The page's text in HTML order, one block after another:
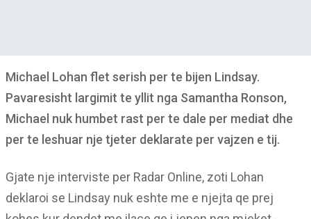
Michael Lohan flet serish per te bijen Lindsay.
Pavaresisht largimit te yllit nga Samantha Ronson,
Michael nuk humbet rast per te dale per mediat dhe
per te leshuar nje tjeter deklarate per vajzen e tij.
Gjate nje interviste per Radar Online, zoti Lohan
deklaroi se Lindsay nuk eshte me e njejta qe prej